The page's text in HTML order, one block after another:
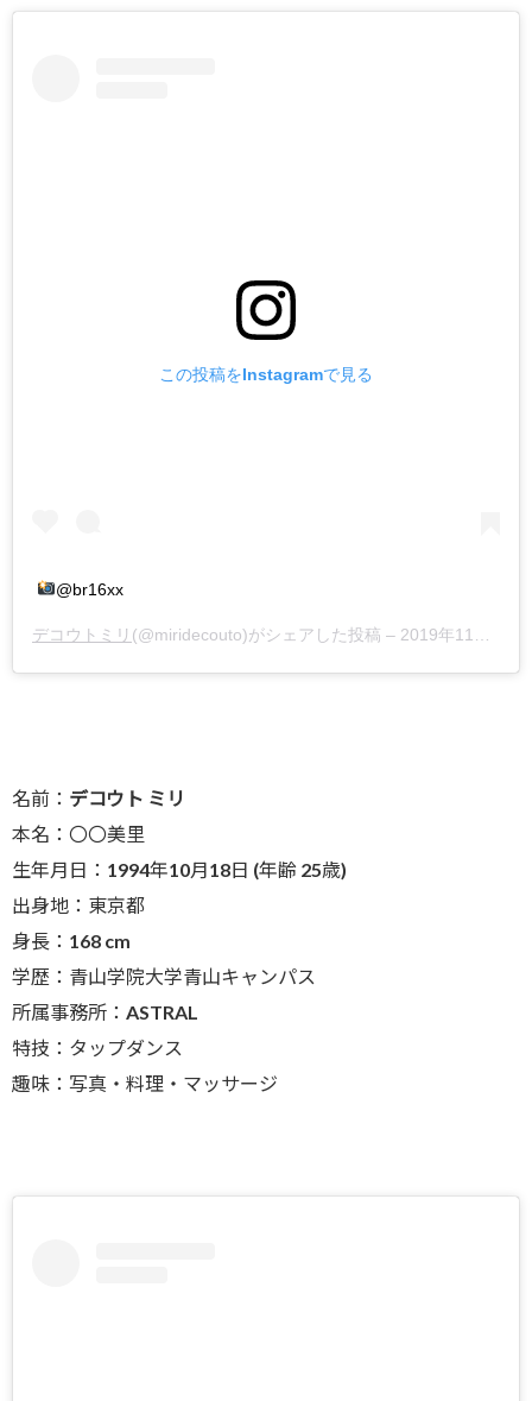
この投稿をInstagramで見る
@br16xx
デコウトミリ (@miridecouto)がシェアした投稿 – 2019年11月月8日午後9時39分PST
名前： デコウト ミリ
本名：〇〇美里
生年月日：1994年10月18日 (年齢 25歳)
出身地：東京都
身長：168 cm
学歴：青山学院大学青山キャンパス
所属事務所：ASTRAL
特技：タップダンス
趣味：写真・料理・マッサージ